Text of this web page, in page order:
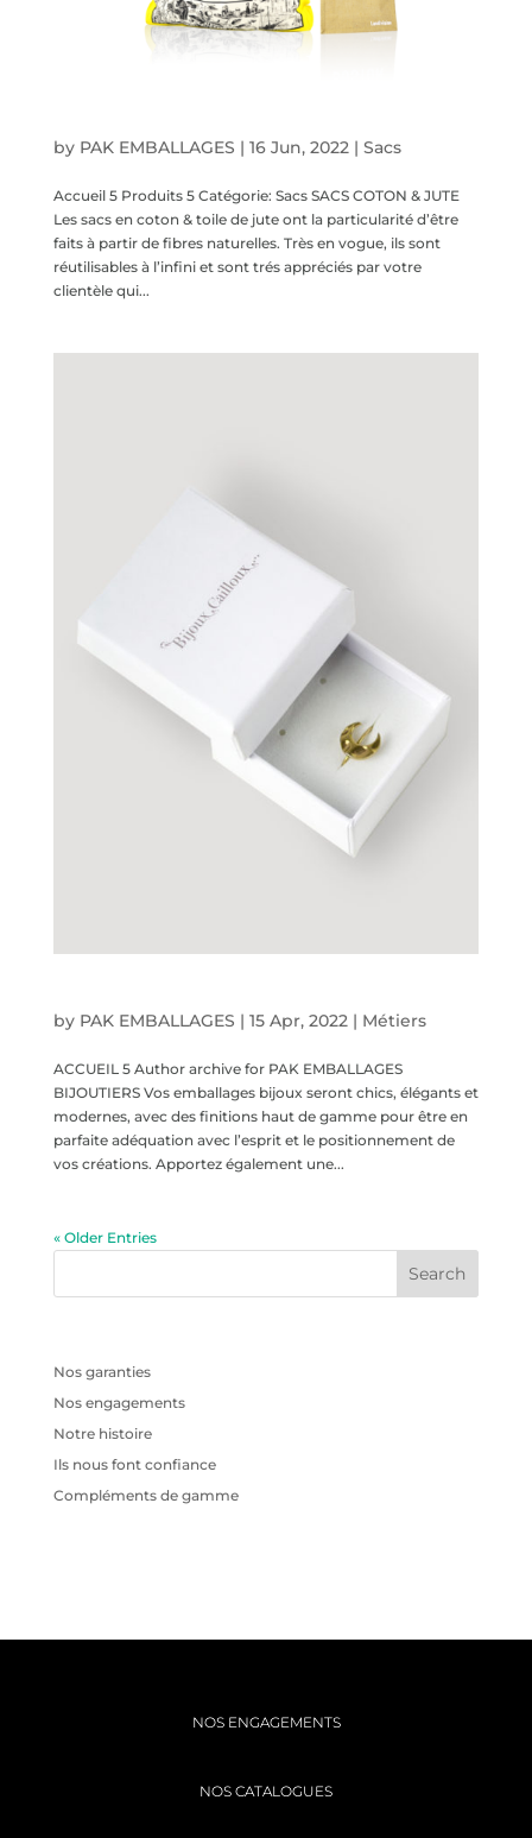
by PAK EMBALLAGES | 16 Jun, 2022| Sacs
Accueil 5 Produits 5 Catégorie: Sacs SACS COTON & JUTE
Les sacs en coton & toile de jute ont la particularité d’être
faits à partir de fibres naturelles. Très en vogue, ils sont
réutilisables à l’infini et sont trés appréciés par votre
clientèle qui...
by PAK EMBALLAGES | 15 Apr, 2022| Métiers
ACCUEIL 5 Author archive for PAK EMBALLAGES
BIJOUTIERS Vos emballages bijoux seront chics, élégants et
modernes, avec des finitions haut de gamme pour être en
parfaite adéquation avec l’esprit et le positionnement de
vos créations. Apportez également une...
« Older Entries
Nos garanties
Nos engagements
Notre histoire
Ils nous font confiance
Compléments de gamme
NOS ENGAGEMENTS
NOS CATALOGUES